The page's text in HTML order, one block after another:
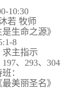
若 牧师
命之源》
8
主指示
、293、304
：
丽圣名》